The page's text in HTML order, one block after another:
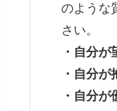
のような
さい。
・自分が
・自分が
・自分